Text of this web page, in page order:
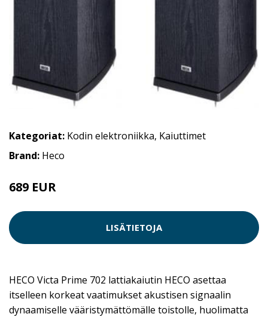
Kategoriat: Kodin elektroniikka, Kaiuttimet
Brand: Heco
689 EUR
LISÄTIETOJA
HECO Victa Prime 702 lattiakaiutin HECO asettaa
itselleen korkeat vaatimukset akustisen signaalin
dynaamiselle vääristymättömälle toistolle, huolimatta